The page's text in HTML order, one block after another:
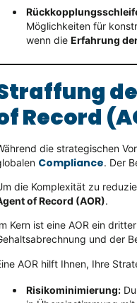
Möglichkeiten für
wenn die Erfahrung
Record
die strategischen
Compliance. Der
die Komplexität zu
of Record (AOR).
Kern ist eine AOR ein
und der
AOR hilft Ihnen, Ihre
Risikominimierung: